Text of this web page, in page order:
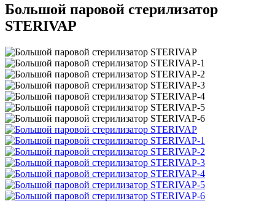
Большой паровой стерилизатор
STERIVAP